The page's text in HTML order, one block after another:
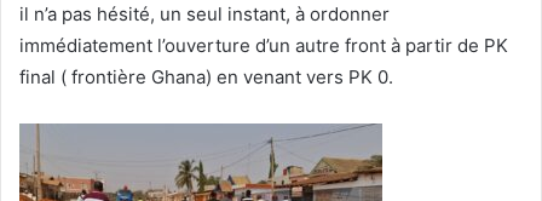
il n’a pas hésité, un seul instant, à ordonner
immédiatement l’ouverture d’un autre front à partir de PK
final ( frontière Ghana) en venant vers PK 0.